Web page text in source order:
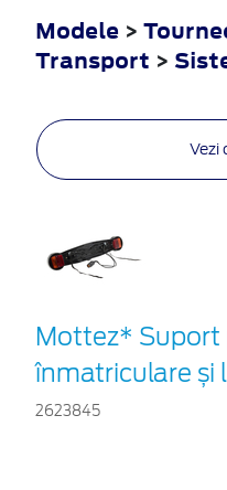
Modele >
Transport >
Vezi
Mottez*
înmatriculare și
2623845